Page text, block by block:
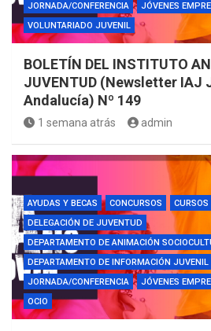
JORNADA/CONFERENCIA
JÓVENES
VOLUNTARIADO JUVENIL
BOLETÍN DEL INSTITUTO
JUVENTUD (Newsletter IAJ
Andalucía) Nº 149
1 semana atrás admin
AYUDAS Y BECAS CONCURSOS
CURSOS
DELEGACIÓN DE JUVENTUD
DEPARTAMENTO DE ANIMACIÓN
DEPARTAMENTO DE INFORMACIÓN JUVENIL
JORNADA/CONFERENCIA
JÓVENES
OCIO